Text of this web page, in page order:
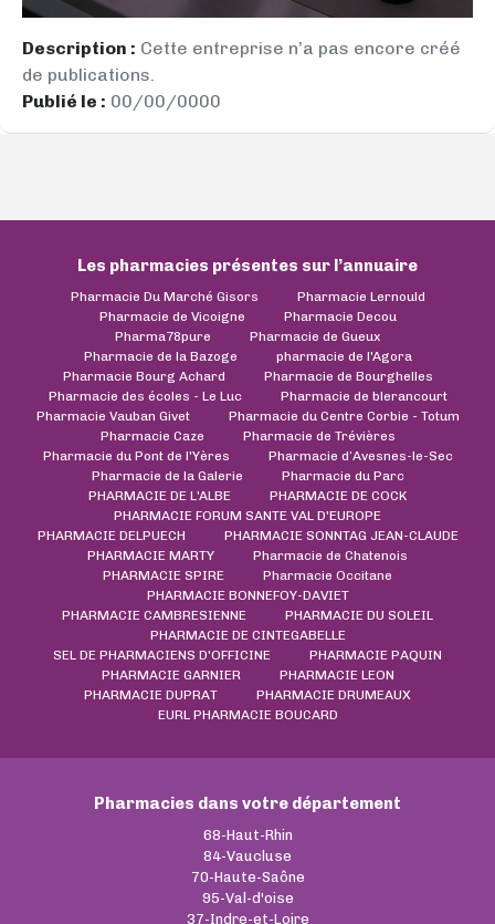
Description : Cette entreprise n’a pas encore créé
de publications.
Publié le : 00/00/0000
Les pharmacies présentes sur l’annuaire
Pharmacie Du Marché Gisors
Pharmacie Lernould
Pharmacie de Vicoigne
Pharmacie Decou
Pharma78pure
Pharmacie de Gueux
Pharmacie de la Bazoge
pharmacie de l'Agora
Pharmacie Bourg Achard
Pharmacie de Bourghelles
Pharmacie des écoles - Le Luc
Pharmacie de blerancourt
Pharmacie Vauban Givet
Pharmacie du Centre Corbie - Totum
Pharmacie Caze
Pharmacie de Trévières
Pharmacie du Pont de l'Yères
Pharmacie d’Avesnes-le-Sec
Pharmacie de la Galerie
Pharmacie du Parc
PHARMACIE DE L'ALBE
PHARMACIE DE COCK
PHARMACIE FORUM SANTE VAL D'EUROPE
PHARMACIE DELPUECH
PHARMACIE SONNTAG JEAN-CLAUDE
PHARMACIE MARTY
Pharmacie de Chatenois
PHARMACIE SPIRE
Pharmacie Occitane
PHARMACIE BONNEFOY-DAVIET
PHARMACIE CAMBRESIENNE
PHARMACIE DU SOLEIL
PHARMACIE DE CINTEGABELLE
SEL DE PHARMACIENS D'OFFICINE
PHARMACIE PAQUIN
PHARMACIE GARNIER
PHARMACIE LEON
PHARMACIE DUPRAT
PHARMACIE DRUMEAUX
EURL PHARMACIE BOUCARD
Pharmacies dans votre département
68-Haut-Rhin
84-Vaucluse
70-Haute-Saône
95-Val-d'oise
37-Indre-et-Loire